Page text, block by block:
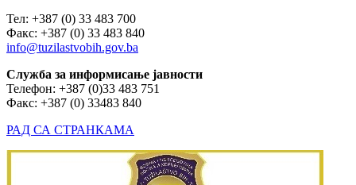
Тел: +387 (0) 33 483 700
Факс: +387 (0) 33 483 840
info@tuzilastvobih.gov.ba
Служба за информисање јавности
Телефон: +387 (0)33 483 751
Факс: +387 (0) 33483 840
РАД СА СТРАНКАМА